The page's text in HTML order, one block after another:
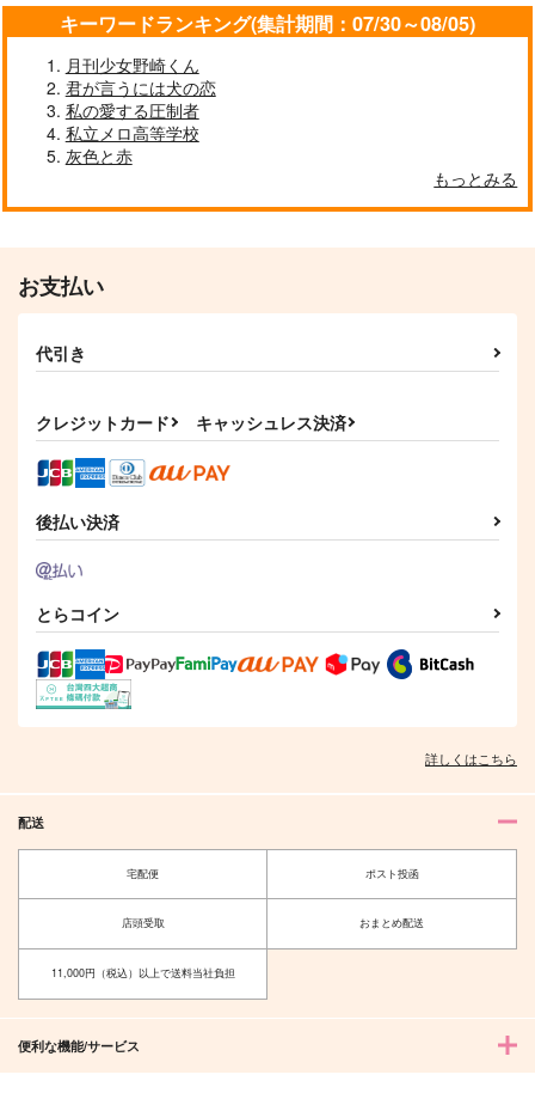
キーワードランキング(集計期間：07/30～08/05)
月刊少女野崎くん
君が言うには犬の恋
私の愛する圧制者
私立メロ高等学校
灰色と赤
もっとみる
お支払い
代引き
クレジットカード キャッシュレス決済
後払い決済
とらコイン
詳しくはこちら
配送
宅配便 ポスト投函
店頭受取 おまとめ配送
11,000円（税込）以上で送料当社負担
便利な機能/サービス